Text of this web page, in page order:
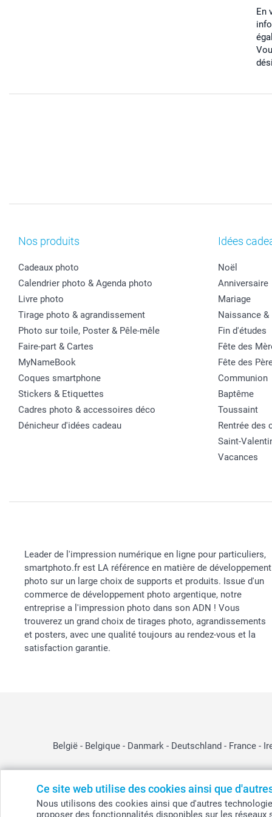
Ce site web utilise des cookies ainsi que
Nous utilisons des cookies ainsi que d'autres
proposer des fonctionnalités disponibles sur les
En
Nos produits
Cadeaux photo
Calendrier photo & Agenda photo
Livre photo
Tirage photo & agrandissement
Photo sur toile, Poster & Pêle-mêle
Faire-part & Cartes
MyNameBook
Coques smartphone
Stickers & Etiquettes
Cadres photo & accessoires déco
Dénicheur d'idées cadeau
Idées
Noël
Anniversaire
Mariage
Naissance &
Fin d'études
Fête des
Fête des
Communion
Baptême
Toussaint
Rentrée des
Saint-
Vacances
Leader de l'impression numérique en ligne pour particuliers,
smartphoto.fr est LA référence en matière de développement
photo sur un large choix de supports et produits. Issue d'un
commerce de développement photo argentique, notre
entreprise a l'impression photo dans son ADN ! Vous
trouverez un grand choix de tirages photo, agrandissements
et posters, avec une qualité toujours au rendez-vous et la
satisfaction garantie.
België - Belgique - Danmark - Deutschland - France -
smartphoto group SA.
Siège social : Kwatrechtsteenweg 160, 9230 Wetteren, Belgique